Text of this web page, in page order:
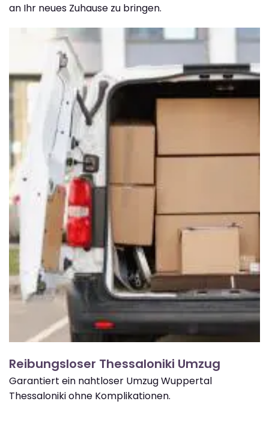
an Ihr neues Zuhause zu bringen.
Reibungsloser Thessaloniki Umzug
Garantiert ein nahtloser Umzug Wuppertal
Thessaloniki ohne Komplikationen.